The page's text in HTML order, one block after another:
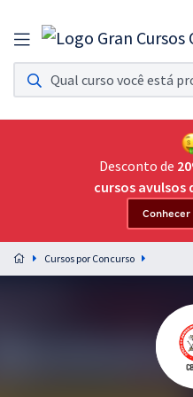
Assinatura Ilimitada 11
Acesso a todos os cursos. Teste grátis
Assinatura OAB Até Passar
Acesso ilimitado a toda preparação
Preparação completa e intensiva
residências em saúde do Brasil
Desconto de
cursos avulsos
Conhecer
Cursos por Concurso